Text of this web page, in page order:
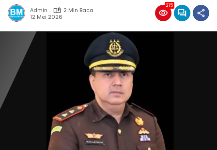
Admin
2 Min Baca
12 Mei 2026
215